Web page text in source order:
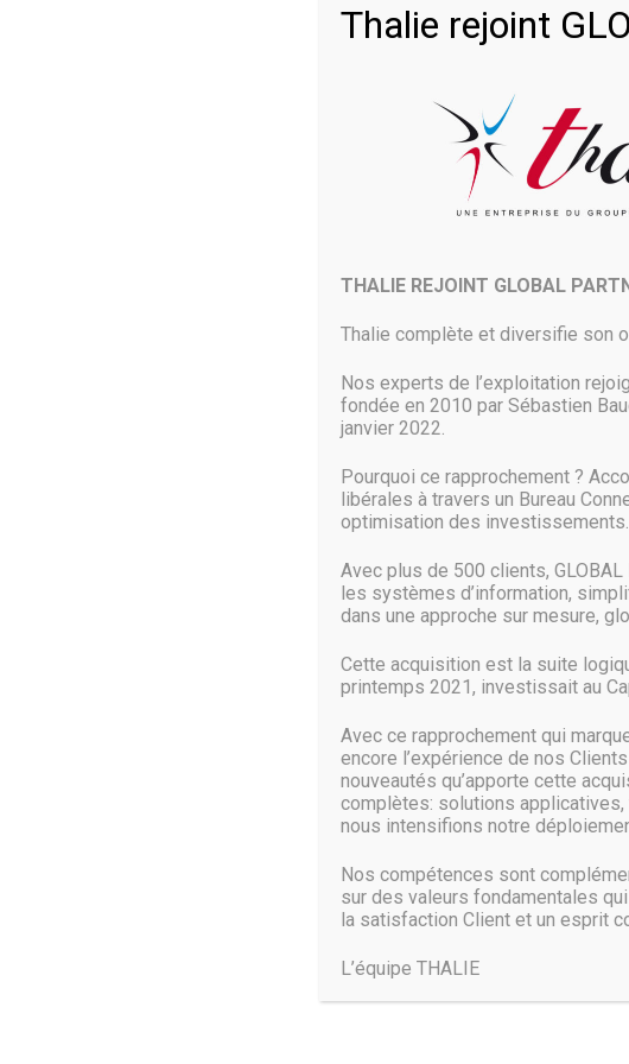
Accueil
Depuis 2006, THALIE, Expert en
proposer à ses clients des infrastructures
Avec OVH, vous avez la garantie de l’expertise du monde du bare
assemblée par nos soins, pour une livraison en un temps record de
N’hésitez pas à nous envoyer une demande de devis.
Trouvez-nous :
Thalie rejoint
THALIE REJOINT GLOBAL
Thalie complète et diversifie son
Nos experts de l’exploitation
fondée en 2010 par Sébastien
janvier 2022.
Pourquoi ce rapprochement ?
libérales à travers un Bureau
optimisation des investissements.
Avec plus de 500 clients,
les systèmes d’information,
dans une approche sur mesure,
Cette acquisition est la suite
printemps 2021, investissait au
Avec ce rapprochement qui
encore l’expérience de nos
nouveautés qu’apporte cette
complètes: solutions applicatives,
nous intensifions notre
Nos compétences sont
sur des valeurs fondamentales
la satisfaction Client et un esprit
L’équipe THALIE